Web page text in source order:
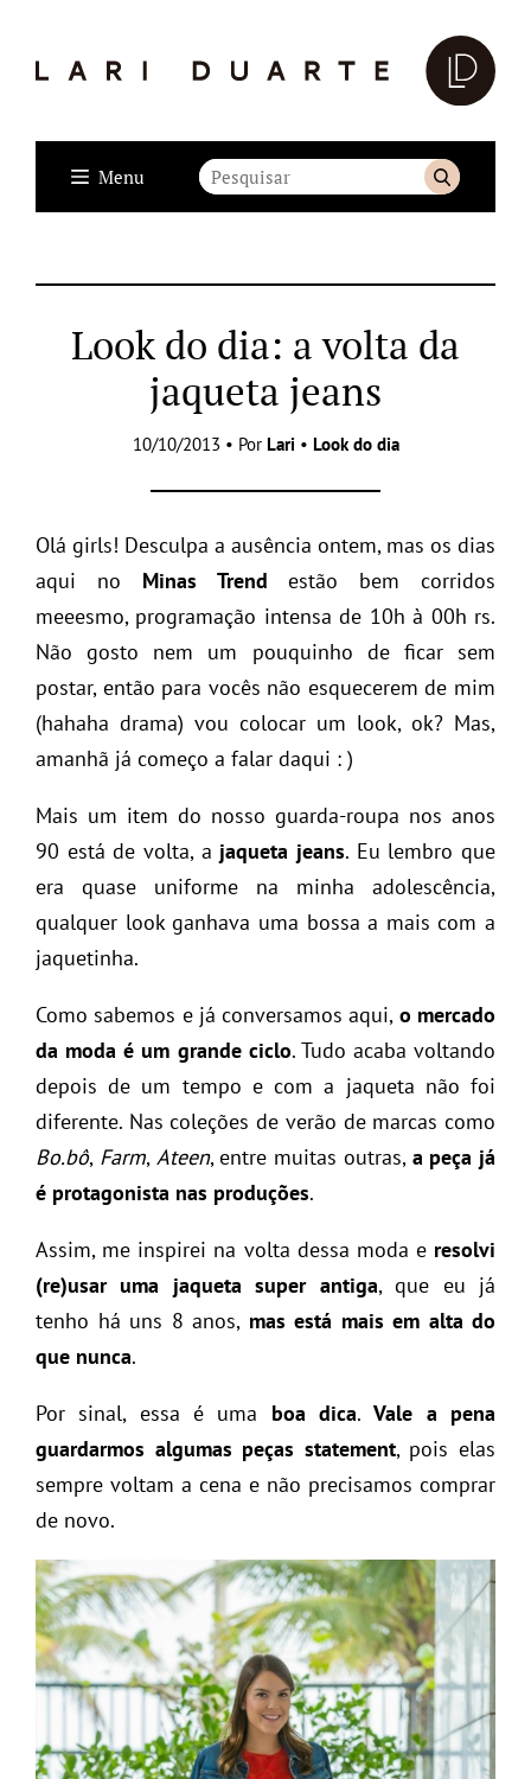
Menu
Look do dia: a volta da
jaqueta jeans
10/10/2013 • Por Lari • Look do dia
Olá girls! Desculpa a ausência ontem, mas os dias
aqui no Minas Trend estão bem corridos
meeesmo, programação intensa de 10h à 00h rs.
Não gosto nem um pouquinho de ficar sem
postar, então para vocês não esquecerem de mim
(hahaha drama) vou colocar um look, ok? Mas,
amanhã já começo a falar daqui : )
Mais um item do nosso guarda-roupa nos anos
90 está de volta, a jaqueta jeans. Eu lembro que
era quase uniforme na minha adolescência,
qualquer look ganhava uma bossa a mais com a
jaquetinha.
Como sabemos e já conversamos aqui, o mercado
da moda é um grande ciclo. Tudo acaba voltando
depois de um tempo e com a jaqueta não foi
diferente. Nas coleções de verão de marcas como
Bo.bô, Farm, Ateen, entre muitas outras, a peça já
é protagonista nas produções.
Assim, me inspirei na volta dessa moda e resolvi
(re)usar uma jaqueta super antiga, que eu já
tenho há uns 8 anos, mas está mais em alta do
que nunca.
Por sinal, essa é uma boa dica.Vale a pena
guardarmos algumas peças statement, pois elas
sempre voltam a cena e não precisamos comprar
de novo.